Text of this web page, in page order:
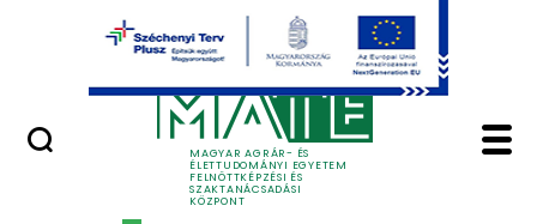
Ugrás a fő tartalomhoz
MAGYAR AGRÁR- ÉS
ÉLETTUDOMÁNYI EGYETEM
FELNŐTTKÉPZÉSI ÉS
SZAKTANÁCSADÁSI
KÖZPONT
Képzéseink - MATE